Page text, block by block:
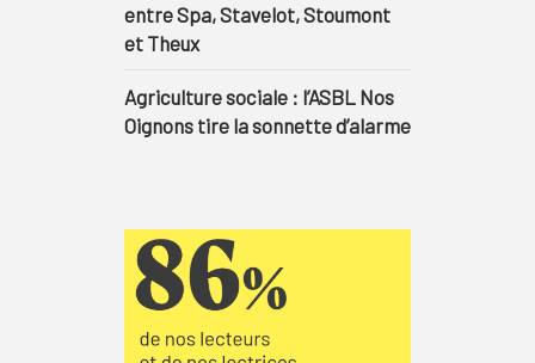
entre Spa, Stavelot, Stoumont
et Theux
Agriculture sociale : l’ASBL Nos
Oignons tire la sonnette d’alarme